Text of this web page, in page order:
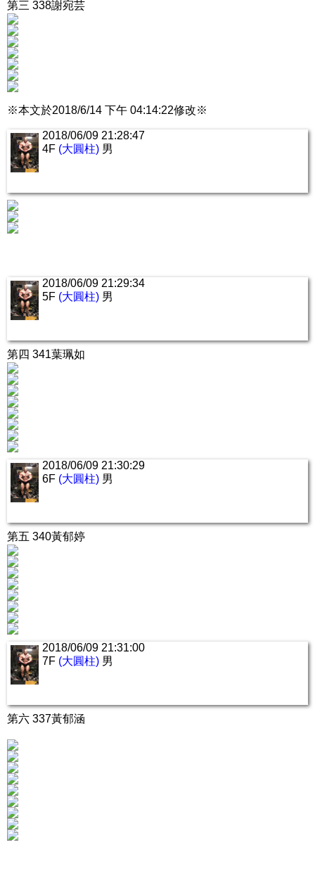
第三 338謝宛芸
※本文於2018/6/14 下午 04:14:22修改※
2018/06/09 21:28:47
4F (大圓柱) 男
2018/06/09 21:29:34
5F (大圓柱) 男
第四 341葉珮如
2018/06/09 21:30:29
6F (大圓柱) 男
第五 340黃郁婷
2018/06/09 21:31:00
7F (大圓柱) 男
第六 337黃郁涵